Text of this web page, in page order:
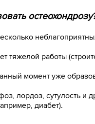
тяжелой работы
момент уже
лордоз, сутулость и
диабет).